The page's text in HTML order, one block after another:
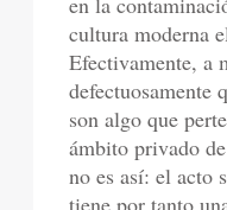
cultura moderna
Efectivamente, a
defectuosamente
son algo que
ámbito privado
no es así: el acto
tiene por tanto